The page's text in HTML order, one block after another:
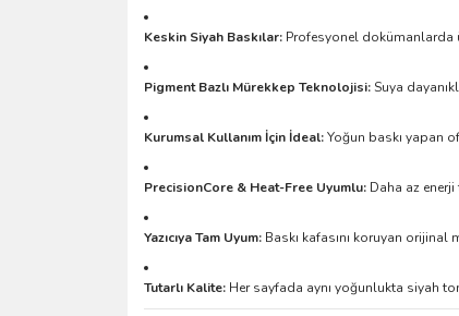
Keskin Siyah Baskılar: Profesyonel dokümanlarda
Pigment Bazlı Mürekkep Teknolojisi:Suya
Kurumsal Kullanım İçin İdeal:Yoğun baskı yapan
PrecisionCore & Heat-Free Uyumlu: Daha az
Yazıcıya Tam Uyum: Baskı kafasını koruyan
Tutarlı Kalite: Her sayfada aynı yoğunlukta siyah